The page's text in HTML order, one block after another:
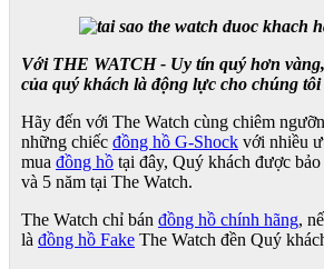
Với THE WATCH - Uy tín quý hơn
của quý khách là động lực cho chúng
Hãy đến với The Watch cùng chiêm
những chiếc đồng hồ G-Shock với nhiều
mua đồng hồ tại đây, Quý khách được
và 5 năm tại The Watch.
The Watch chỉ bán đồng hồ chính hãng,
là đồng hồ Fake The Watch đền Quý